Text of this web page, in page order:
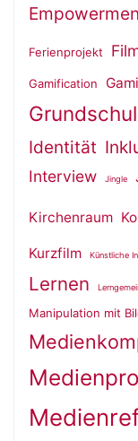
Ferienprojekt
Gamification
Identität
Interview Jingle
Kirchenraum
Kurzfilm Künstliche
Lernen
Manipulation mit